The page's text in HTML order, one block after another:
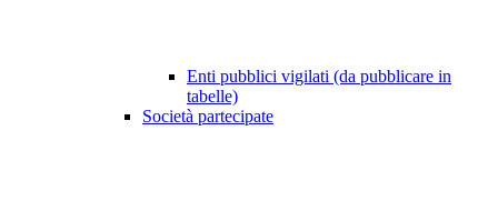
Enti pubblici vigilati (da pubblicare in
tabelle)
Società partecipate